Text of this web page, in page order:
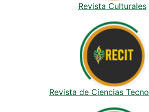
Revista Culturales
Revista de Ciencias